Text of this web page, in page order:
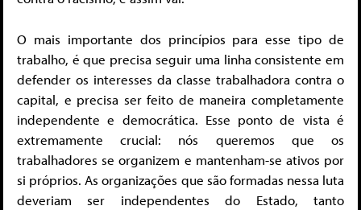
O mais importante dos princípios para esse tipo de
trabalho, é que precisa seguir uma linha consistente em
defender os interesses da classe trabalhadora contra o
capital, e precisa ser feito de maneira completamente
independente e democrática. Esse ponto de vista é
extremamente crucial: nós queremos que os
trabalhadores se organizem e mantenham-se ativos por
si próprios. As organizações que são formadas nessa luta
deveriam ser independentes do Estado, tanto